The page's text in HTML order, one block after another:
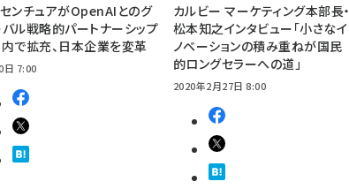
ンチュアがOpenAIとのグ
ル戦略的パートナーシップ
で拡充、日本企業を変革
日 7:00
カルビー マーケティング本部長・
松本知之インタビュー「小さなイ
ノベーションの積み重ねが国民
的ロングセラーへの道」
2020年2月27日 8:00